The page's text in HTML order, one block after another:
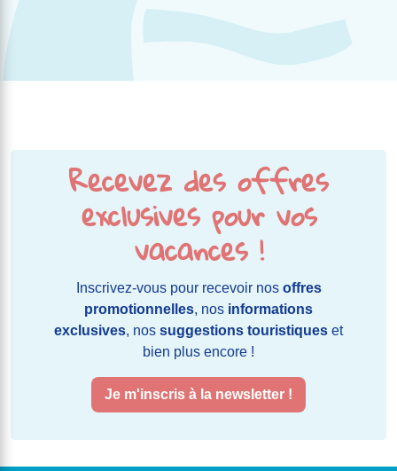
Recevez des offres
exclusives pour vos
vacances !
Inscrivez-vous pour recevoir nos offres
promotionnelles, nos informations
exclusives, nos suggestions touristiques et
bien plus encore !
Je m'inscris à la newsletter !